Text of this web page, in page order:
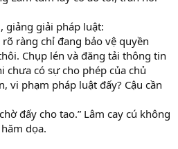
giảng giải pháp luật:
rõ ràng chỉ đang bảo vệ quyền
Chụp lén và đăng tải thông tin
chưa có sự cho phép của chủ
vi phạm pháp luật đấy? Cậu cần
đấy cho tao.” Lâm cay cú không
dọa.